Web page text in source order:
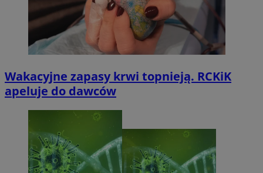
Wakacyjne zapasy krwi topnieją. RCKiK
apeluje do dawców